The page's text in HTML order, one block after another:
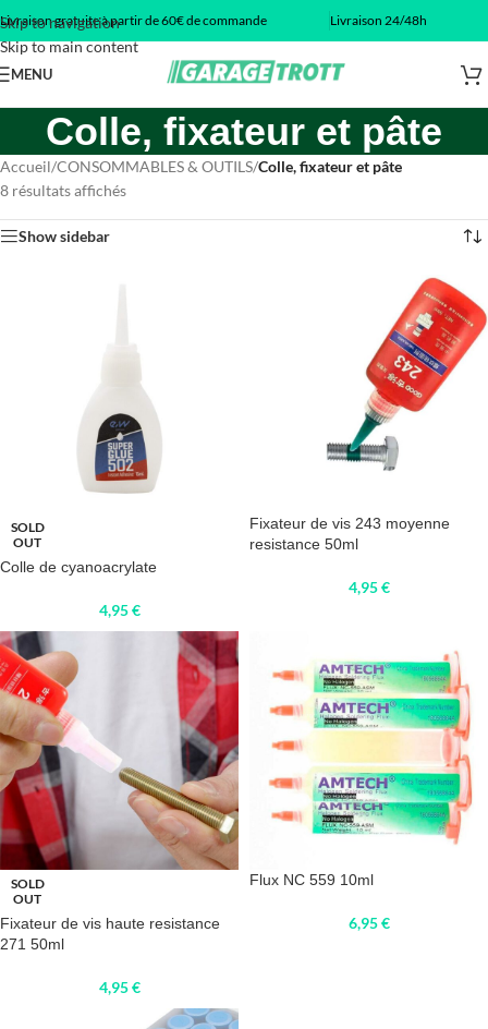
Skip to navigation
Skip to main content
Livraison gratuite à partir de 60€ de commande Livraison 24/48h
MENU
Colle, fixateur et pâte
Accueil/CONSOMMABLES & OUTILS/Colle, fixateur et pâte
8 résultats affichés
Show sidebar
SOLD
OUT
Colle de cyanoacrylate
4,95€
Fixateur de vis 243 moyenne
resistance 50ml
4,95€
SOLD
OUT
Fixateur de vis haute resistance
271 50ml
4,95€
Flux NC 559 10ml
6,95€